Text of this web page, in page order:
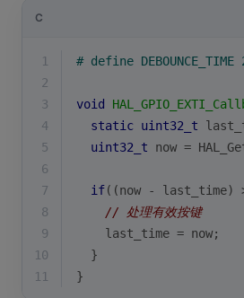
C
1 # define DEBOUNCE_TIME
2
3
void
4
static uint32_t
5
uint32_t now =
6
7
if((now - last_time) >
8
// 处理有效按键
9
    last_time = now;
10
  }
11
}